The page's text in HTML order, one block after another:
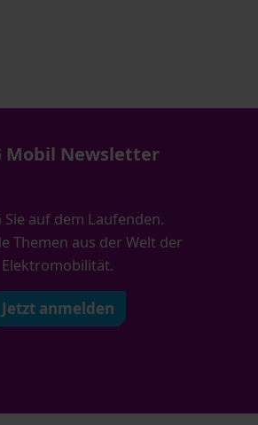
Mobil Newsletter
Sie auf dem Laufenden.
Themen aus der Welt der
Elektromobilität.
Jetzt anmelden